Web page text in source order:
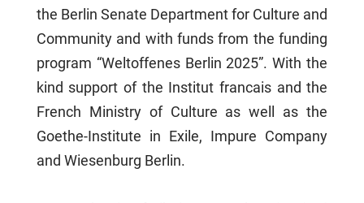
the Berlin Senate Department for Culture and
Community and with funds from the funding
program “Weltoffenes Berlin 2025”. With the
kind support of the Institut francais and the
French Ministry of Culture as well as the
Goethe-Institute in Exile, Impure Company
and Wiesenburg Berlin.